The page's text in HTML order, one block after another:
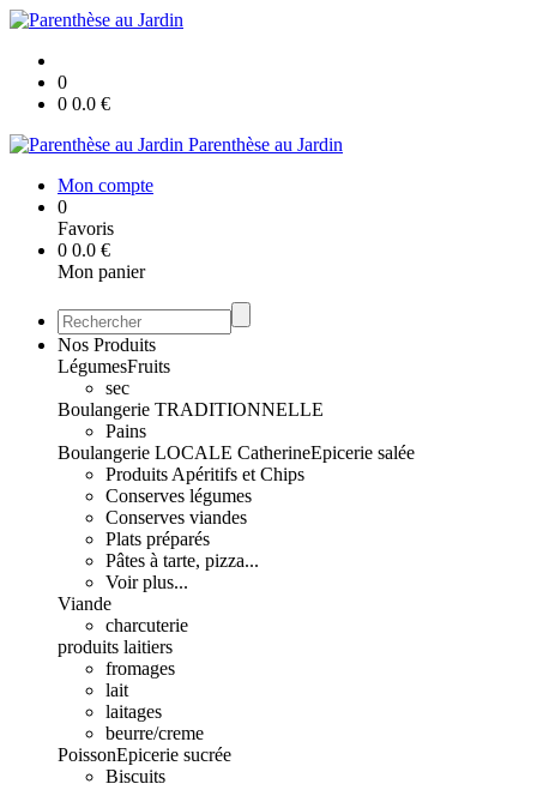
0
0 0.0 €
Parenthèse au Jardin
Mon compte
0
Favoris
0 0.0 €
Mon panier
Nos Produits
LégumesFruits
sec
Boulangerie TRADITIONNELLE
Pains
Boulangerie LOCALE CatherineEpicerie salée
Produits Apéritifs et Chips
Conserves légumes
Conserves viandes
Plats préparés
Pâtes à tarte, pizza...
Voir plus...
Viande
charcuterie
produits laitiers
fromages
lait
laitages
beurre/creme
PoissonEpicerie sucrée
Biscuits